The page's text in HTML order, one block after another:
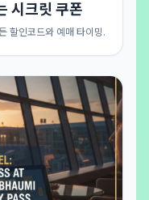
시크릿 쿠폰
할인코드와 예매 타이밍.